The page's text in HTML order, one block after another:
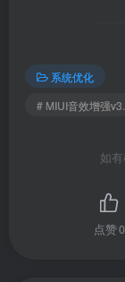
系统优化
# MIUI音效增强
如
点赞0